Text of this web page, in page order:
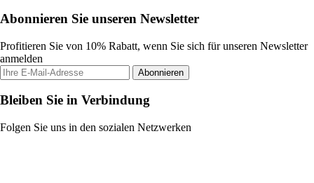
Abonnieren Sie unseren Newsletter
Profitieren Sie von 10% Rabatt, wenn Sie sich für unseren Newsletter
anmelden
Abonnieren
Bleiben Sie in Verbindung
Folgen Sie uns in den sozialen Netzwerken